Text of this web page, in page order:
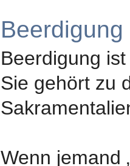
Beerdigung
Beerdigung
Sie gehört zu
Wenn jemand